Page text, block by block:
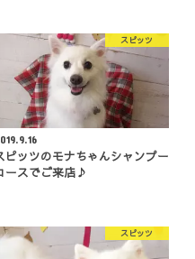
スピッツ
ピッツのモナちゃんシャンプー
ースでご来店♪
スピッツ